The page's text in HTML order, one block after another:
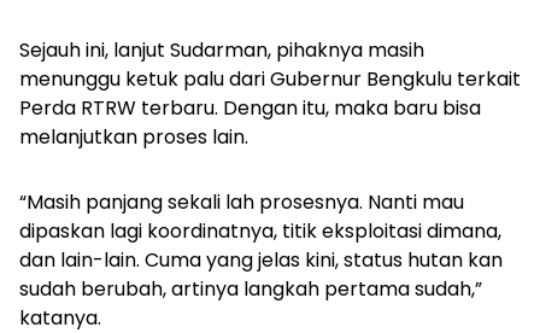
Sejauh ini, lanjut Sudarman, pihaknya masih
menunggu ketuk palu dari Gubernur Bengkulu terkait
Perda RTRW terbaru. Dengan itu, maka baru bisa
melanjutkan proses lain.
“Masih panjang sekali lah prosesnya. Nanti mau
dipaskan lagi koordinatnya, titik eksploitasi dimana,
dan lain-lain. Cuma yang jelas kini, status hutan kan
sudah berubah, artinya langkah pertama sudah,”
katanya.